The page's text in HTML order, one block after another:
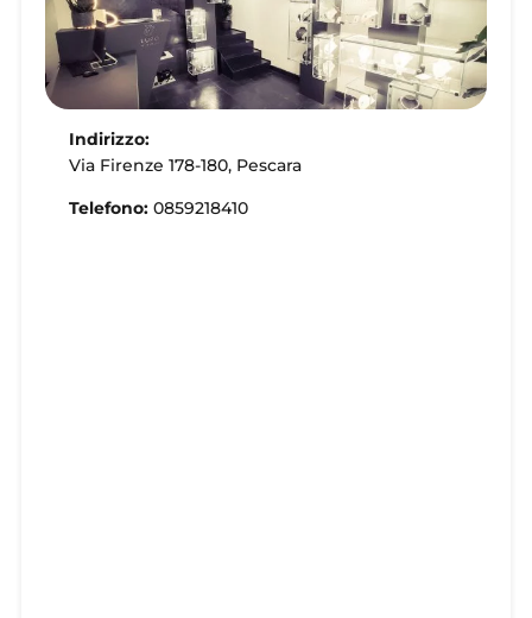
Indirizzo:
Via Firenze 178-180, Pescara
Telefono: 0859218410